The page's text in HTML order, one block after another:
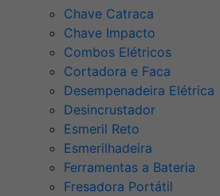
Chave Catraca
Chave Impacto
Combos Elétricos
Cortadora e Faca
Desempenadeira Elétrica
Desincrustador
Esmeril Reto
Esmerilhadeira
Ferramentas a Bateria
Fresadora Portátil